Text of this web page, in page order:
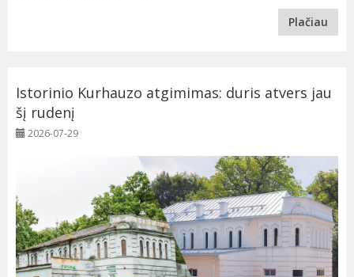
Plačiau
Istorinio Kurhauzo atgimimas: duris atvers jau
šį rudenį
2026-07-29